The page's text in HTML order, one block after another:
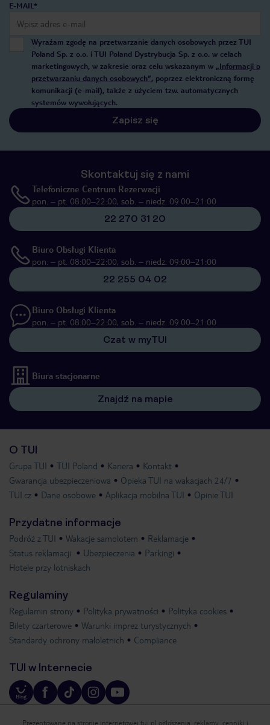
E-MAIL*
Wyrażam zgodę na przetwarzanie danych osobowych przez TUI
Poland Sp. z o.o. i TUI Poland Dystrybucja Sp. z o.o. w celach
marketingowych, w zakresie oraz celu wskazanym w „Informacji o
przetwarzaniu danych osobowych”, poprzez elektroniczną formę
komunikacji (e-mail), także z użyciem tzw. automatycznych
systemów wywołujących.
Zapisz się
Skontaktuj się z nami
Telefoniczne Centrum Rezerwacji
pon. – pt. 08:00–22:00, sob. – niedz. 09:00–21:00
22 270 31 20
Biuro Obsługi Klienta
pon. – pt. 08:00–22:00, sob. – niedz. 09:00–21:00
22 255 04 02
Biuro Obsługi Klienta
pon. – pt. 08:00–22:00, sob. – niedz. 09:00–21:00
Czat w myTUI
Biura stacjonarne
Znajdź na mapie
O TUI
Grupa TUI TUI Poland Kariera
Kontakt
Gwarancja ubezpieczeniowa
Opieka TUI na wakacjach 24/7
TUI.cz
Dane osobowe Aplikacja mobilna TUI Opinie TUI
Przydatne informacje
Podróż z TUI Wakacje samolotem
Reklamacje
Status reklamacji
Ubezpieczenia
Parkingi
Hotele przy lotniskach
Regulaminy
Regulamin strony Polityka prywatności
Polityka cookies
Bilety czarterowe
Warunki imprez turystycznych
Standardy ochrony małoletnich
Compliance
TUI w Internecie
Prezentowane na stronie internetowej tui.pl ogłoszenia, reklamy, cenniki i